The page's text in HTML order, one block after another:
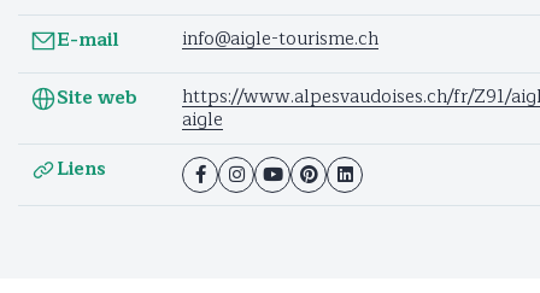
E-mail
info@aigle-tourisme.ch
Site web
https://www.alpesvaudoises.ch/fr/Z91/
aigle
Liens